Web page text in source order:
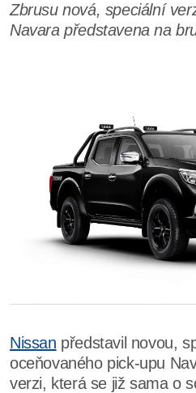
Zbrusu nová, speciální
Navara představena na
Nissan představil novou,
oceňovaného pick-upu
verzi, která se již sama o